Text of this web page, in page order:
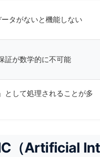
タがないと機能しない
証が数学的に不可能
として処理されることが多
（Artificial